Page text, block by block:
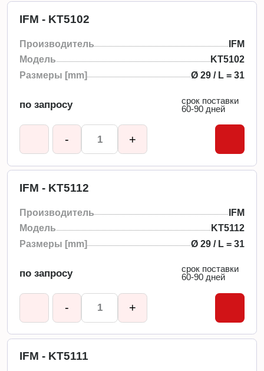
IFM - KT5102
Производитель
IFM
Модель
KT5102
Размеры [mm]
Ø 29 / L = 31
по запросу
срок поставки
60-90 дней
- +
IFM - KT5112
Производитель
IFM
Модель
KT5112
Размеры [mm]
Ø 29 / L = 31
по запросу
срок поставки
60-90 дней
- +
IFM - KT5111